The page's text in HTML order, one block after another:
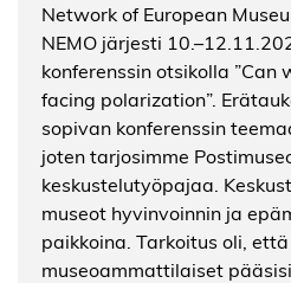
Network of European
NEMO järjesti
konferenssin otsikolla ”Can
facing polarization”.
sopivan konferenssin
joten tarjosimme
keskustelutyöpajaa.
museot hyvinvoinnin ja
paikkoina. Tarkoitus oli,
museoammattilaiset